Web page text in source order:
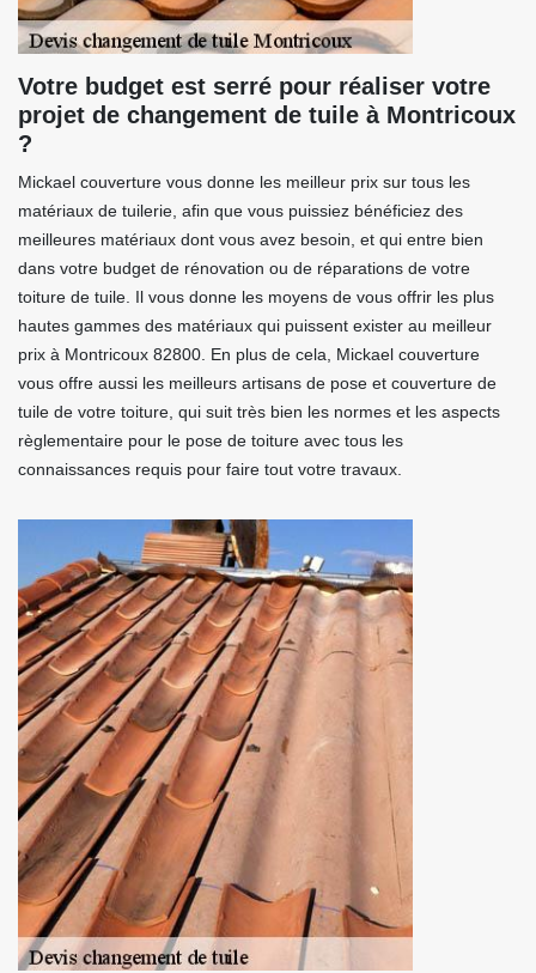
Votre budget est serré pour réaliser votre
projet de changement de tuile à Montricoux
?
Mickael couverture vous donne les meilleur prix sur tous les
matériaux de tuilerie, afin que vous puissiez bénéficiez des
meilleures matériaux dont vous avez besoin, et qui entre bien
dans votre budget de rénovation ou de réparations de votre
toiture de tuile. Il vous donne les moyens de vous offrir les plus
hautes gammes des matériaux qui puissent exister au meilleur
prix à Montricoux 82800. En plus de cela, Mickael couverture
vous offre aussi les meilleurs artisans de pose et couverture de
tuile de votre toiture, qui suit très bien les normes et les aspects
règlementaire pour le pose de toiture avec tous les
connaissances requis pour faire tout votre travaux.